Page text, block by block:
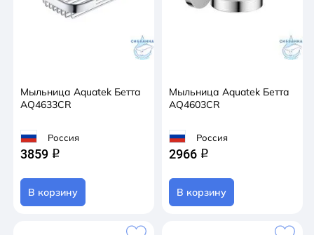
Мыльница Aquatek Бетта
AQ4633CR
Россия
3859 q
В корзину
Мыльница Aquatek Бетта
AQ4603CR
Россия
2966 q
В корзину